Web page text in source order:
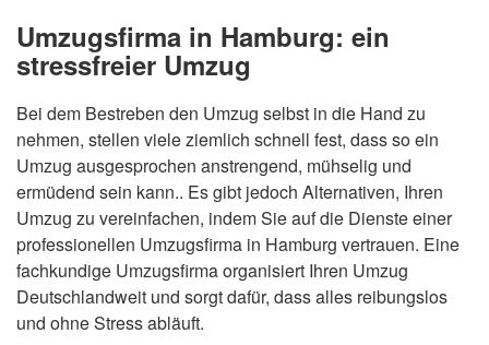
Umzugsfirma in Hamburg: ein
stressfreier Umzug
Bei dem Bestreben den Umzug selbst in die Hand zu
nehmen, stellen viele ziemlich schnell fest, dass so ein
Umzug ausgesprochen anstrengend, mühselig und
ermüdend sein kann.. Es gibt jedoch Alternativen, Ihren
Umzug zu vereinfachen, indem Sie auf die Dienste einer
professionellen Umzugsfirma in Hamburg vertrauen. Eine
fachkundige Umzugsfirma organisiert Ihren Umzug
Deutschlandweit und sorgt dafür, dass alles reibungslos
und ohne Stress abläuft.